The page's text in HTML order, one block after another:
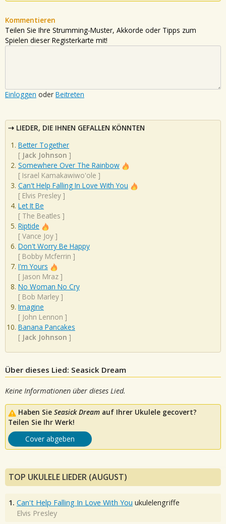
Kommentieren
Teilen Sie Ihre Strumming-Muster, Akkorde oder Tipps zum
Spielen dieser Registerkarte mit!
Einloggen oder Beitreten
LIEDER, DIE IHNEN GEFALLEN KÖNNTEN
Better Together
[ Jack Johnson ]
Somewhere Over The Rainbow
[ Israel Kamakawiwo'ole ]
Can't Help Falling In Love With You
[ Elvis Presley ]
Let It Be
[ The Beatles ]
Riptide
[ Vance Joy ]
Don't Worry Be Happy
[ Bobby Mcferrin ]
I'm Yours
[ Jason Mraz ]
No Woman No Cry
[ Bob Marley ]
Imagine
[ John Lennon ]
Banana Pancakes
[ Jack Johnson ]
Über dieses Lied: Seasick Dream
Keine Informationen über dieses Lied.
Haben Sie Seasick Dream auf Ihrer Ukulele gecovert?
Teilen Sie Ihr Werk!
Cover abgeben
TOP UKULELE LIEDER (AUGUST)
1. Can't Help Falling In Love With You ukulelengriffe
Elvis Presley